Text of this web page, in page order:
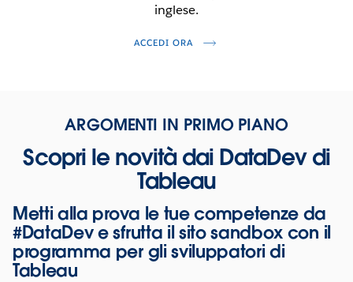
inglese.
ACCEDI ORA
SI
NUOVA
ARGOMENTI IN PRIMO PIANO
Scopri le novità dai DataDev di
Tableau
Metti alla prova le tue competenze da
#DataDev e sfrutta il sito sandbox con il
programma per gli sviluppatori di
Tableau